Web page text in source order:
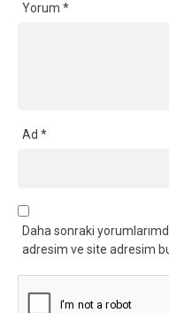
Yorum *
Ad *
Daha sonraki
adresim ve site adresim